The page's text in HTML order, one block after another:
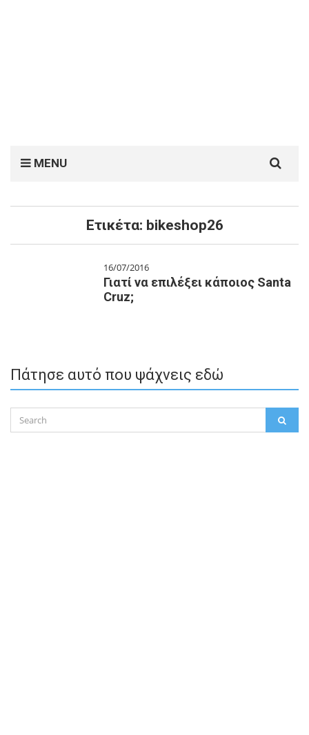
MENU
for:
Ετικέτα: bikeshop26
16/07/2016
Γιατί να επιλέξει κάποιος Santa
Cruz;
Πάτησε αυτό που ψάχνεις εδώ
Search
for: